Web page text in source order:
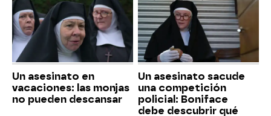
Un asesinato en
vacaciones: las monjas
no pueden descansar
Un asesinato sacude
una competición
policial: Boniface
debe descubrir qué